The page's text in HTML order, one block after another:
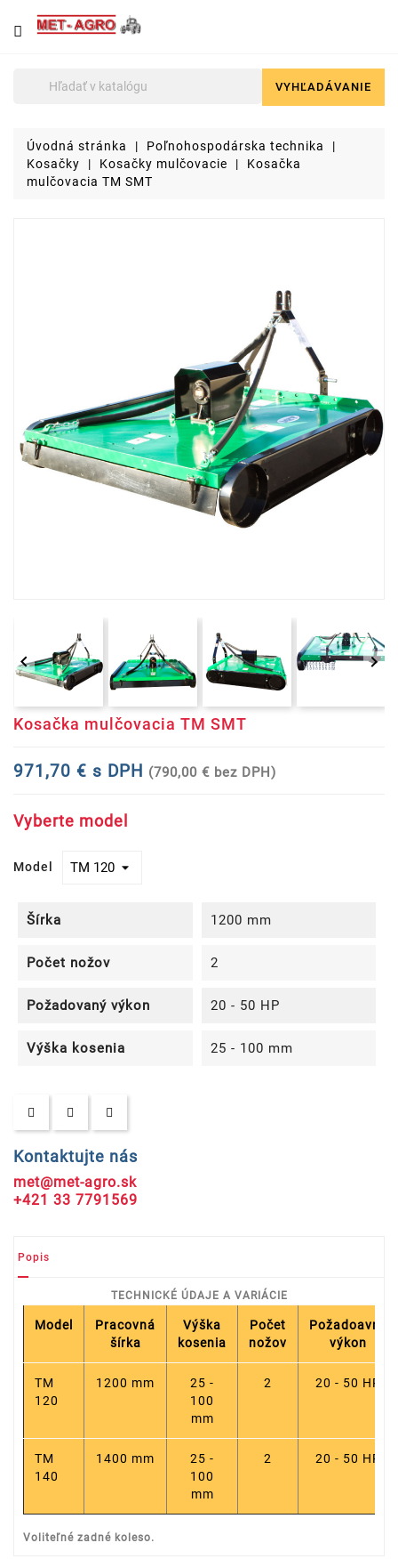
NÁJDETE
U
Lyžice
pre
VYHĽADÁVANIE
Úvodná stránka
Poľnohospodárska technika
Kosačky
Kosačky mulčovacie
Kosačka
mulčovacia TM SMT
 
Kosačka mulčovacia TM SMT
971,70 € s DPH (790,00 € bez DPH)
Vyberte model
Model
Šírka 1200 mm
Počet nožov 2
Požadovaný výkon 20 - 50 HP
Výška kosenia 25 - 100 mm
Kontaktujte nás
met@met-agro.sk
+421 33 7791569
Popis
TECHNICKÉ ÚDAJE A VARIÁCIE
Model
Pracovná
šírka
Výška
kosenia
Počet
nožov
Požadoavný
výkon
TM
120
1200 mm
25 -
100
mm
2 20 - 50 HP
TM
140
1400 mm
25 -
100
mm
2 20 - 50 HP
Voliteľné zadné koleso.